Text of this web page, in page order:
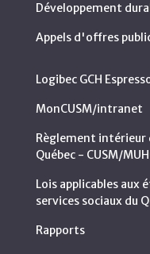
Développement
Appels d'offres
Logibec GCH
MonCUSM/intranet
Règlement intérieur
Québec - CUSM/
Lois applicables aux
services sociaux du
Rapports